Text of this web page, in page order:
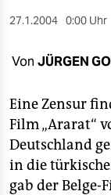
sport
wahrheit
verlag
verlag
27.1.2004 0:00 Uhr
Von JÜRGEN
Eine Zensur
Film „Ararat“
Deutschland
in die
gab der Belge-